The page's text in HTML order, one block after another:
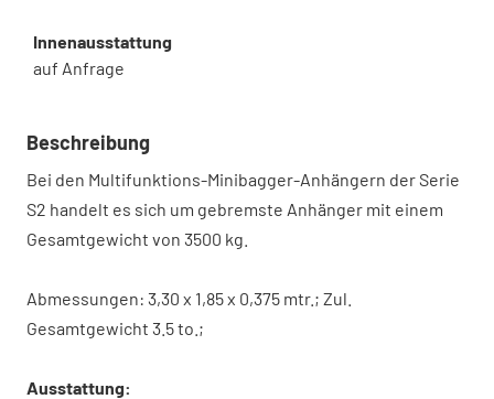
Innenausstattung
auf Anfrage
Beschreibung
Bei den Multifunktions-Minibagger-Anhängern der Serie
S2 handelt es sich um gebremste Anhänger mit einem
Gesamtgewicht von 3500 kg.
Abmessungen: 3,30 x 1,85 x 0,375 mtr.; Zul.
Gesamtgewicht 3.5 to.;
Ausstattung: